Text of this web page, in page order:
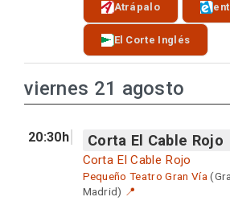
Atrápalo
El Corte Inglés
viernes 21 agosto
20:30h Corta El Cable Rojo
Corta El Cable Rojo
Pequeño Teatro Gran Vía
Madrid) 📍